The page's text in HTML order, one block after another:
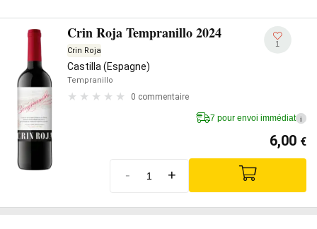
Crin Roja Tempranillo 2024
Crin Roja
Castilla (Espagne)
Tempranillo
0 commentaire
1
7 pour envoi immédiat i
6,00 €
- +